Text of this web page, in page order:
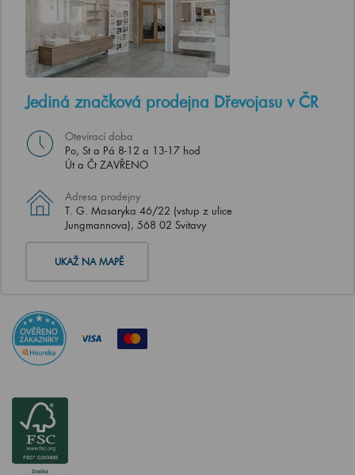
Jediná značková prodejna Dřevojasu v ČR
Otevírací doba
Po, St a Pá 8-12 a 13-17 hod
Út a Čt ZAVŘENO
Adresa prodejny
T. G. Masaryka 46/22 (vstup z ulice
Jungmannova), 568 02 Svitavy
UKAŽ NA MAPĚ